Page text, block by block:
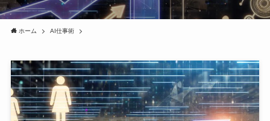
ホーム AI仕事術